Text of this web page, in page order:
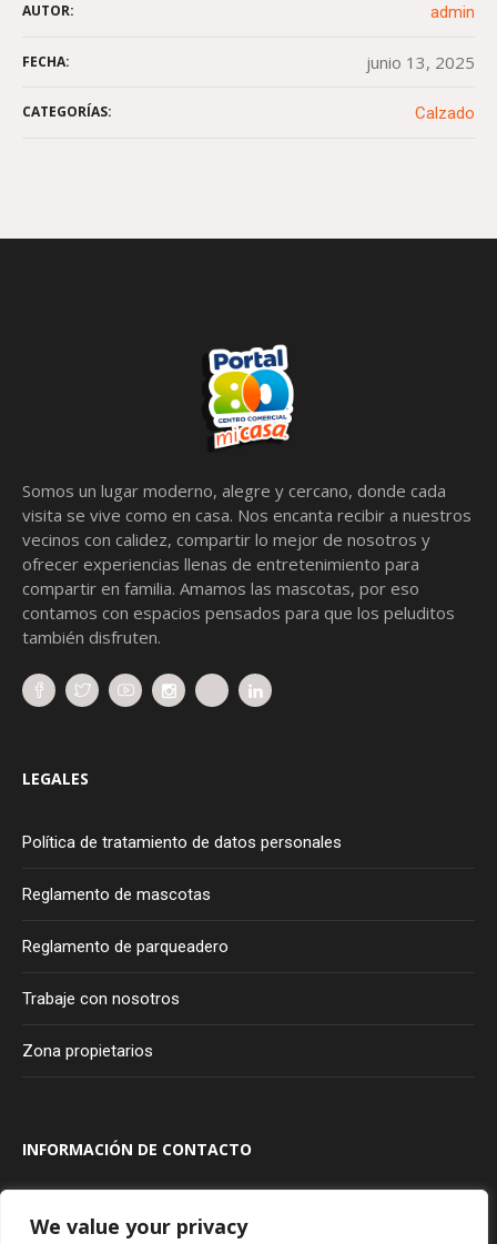
We value your privacy
AUTOR: admin
FECHA: junio 13, 2025
CATEGORÍAS: Calzado
Somos un lugar moderno, alegre y cercano, donde cada
visita se vive como en casa. Nos encanta recibir a nuestros
vecinos con calidez, compartir lo mejor de nosotros y
ofrecer experiencias llenas de entretenimiento para
compartir en familia. Amamos las mascotas, por eso
contamos con espacios pensados para que los peluditos
también disfruten.
LEGALES
Política de tratamiento de datos personales
Reglamento de mascotas
Reglamento de parqueadero
Trabaje con nosotros
Zona propietarios
INFORMACIÓN DE CONTACTO
Transversal 100A #80A - 20